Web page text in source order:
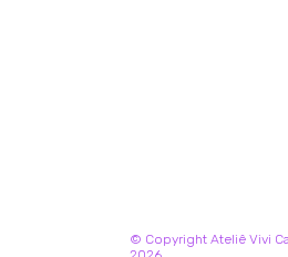
© Copyright Ateliê Vivi